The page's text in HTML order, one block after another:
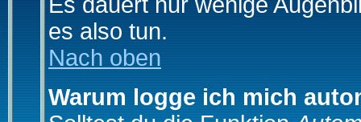
es also tun.
Nach oben
Warum logge ich mich